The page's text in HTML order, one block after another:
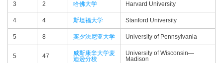
3 2 哈佛大学 Harvard University
4 4 斯坦福大学 Stanford University
5 8 宾夕法尼亚大学 University of Pennsylvania
5 47
威斯康辛大学麦
迪逊分校
University of Wisconsin—​
Madison